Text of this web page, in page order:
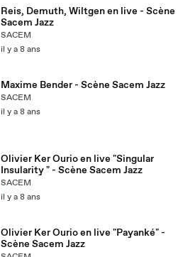
Reis, Demuth, Wiltgen en live - Scène
Sacem Jazz
SACEM
il y a 8 ans
Maxime Bender - Scène Sacem Jazz
SACEM
il y a 8 ans
Olivier Ker Ourio en live "Singular
Insularity " - Scène Sacem Jazz
SACEM
il y a 8 ans
Olivier Ker Ourio en live "Payanké" -
Scène Sacem Jazz